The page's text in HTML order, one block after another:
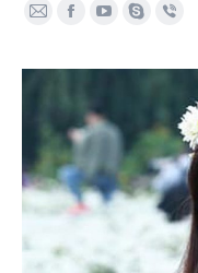
E-
Facebook
YouTube
SkypeViber